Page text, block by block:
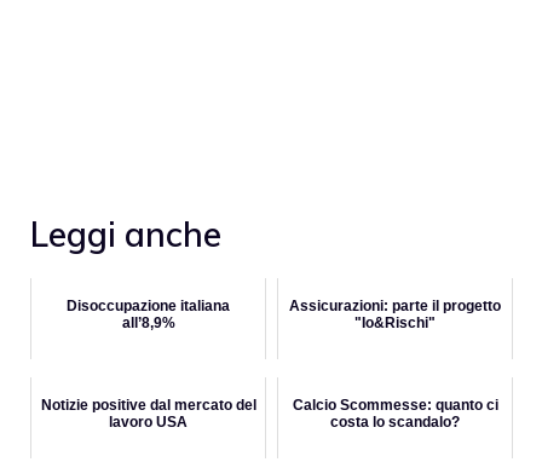
Leggi anche
Disoccupazione italiana
all’8,9%
Assicurazioni: parte il progetto
"Io&Rischi"
Notizie positive dal mercato del
lavoro USA
Calcio Scommesse: quanto ci
costa lo scandalo?